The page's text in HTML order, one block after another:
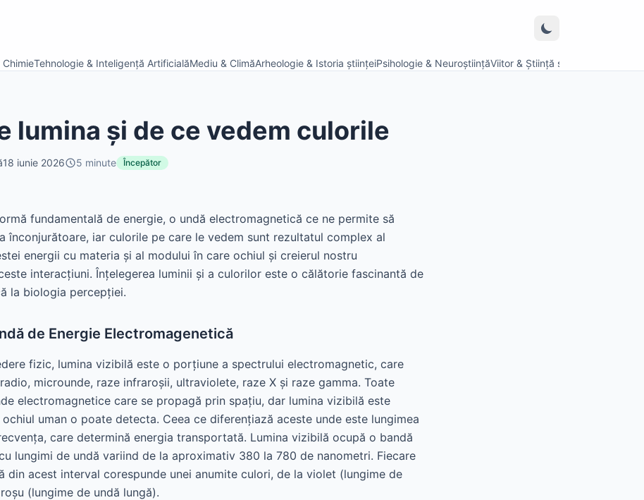
ChimieTehnologie & Inteligență ArtificialăMediu & ClimăArheologie & Istoria științeiPsihologie & NeuroștiințăViitor & Știință speculativă
lumina și de ce vedem culorile
18 iunie 2026 5 minute Începător
fundamentală de energie, o undă electromagnetică ce ne permite să
înconjurătoare, iar culorile pe care le vedem sunt rezultatul complex al
energii cu materia și al modului în care ochiul și creierul nostru
interacțiuni. Înțelegerea luminii și a culorilor este o călătorie fascinantă de
la biologia percepției.
de Energie Electromagenetică
fizic, lumina vizibilă este o porțiune a spectrului electromagnetic, care
microunde, raze infraroșii, ultraviolete, raze X și raze gamma. Toate
electromagnetice care se propagă prin spațiu, dar lumina vizibilă este
uman o poate detecta. Ceea ce diferențiază aceste unde este lungimea
care determină energia transportată. Lumina vizibilă ocupă o bandă
lungimi de undă variind de la aproximativ 380 la 780 de nanometri. Fiecare
din acest interval corespunde unei anumite culori, de la violet (lungime de
(lungime de undă lungă).